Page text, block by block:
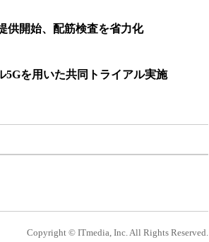
供開始、配筋検査を省力化
5Gを用いた共同トライアル実施
Copyright © ITmedia, Inc. All Rights Reserved.